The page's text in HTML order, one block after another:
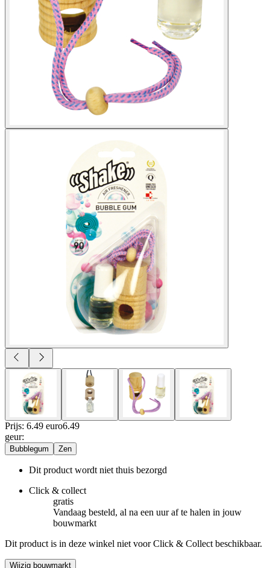
Prijs: 6.49 euro6.49
geur:
Bubblegum Zen
Dit product wordt niet thuis bezorgd
Click & collect
gratis
Vandaag besteld, al na een uur af te halen in jouw
bouwmarkt
Dit product is in deze winkel niet voor Click & Collect beschikbaar.
Wijzig bouwmarkt